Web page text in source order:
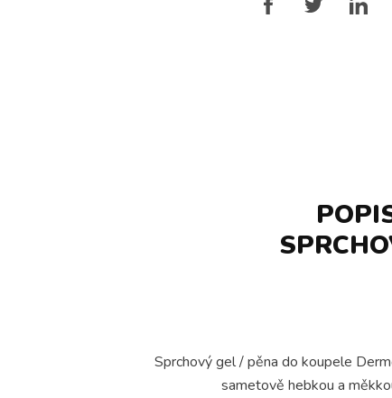
Sprchový gel / pěna do koupele
sametově hebkou a